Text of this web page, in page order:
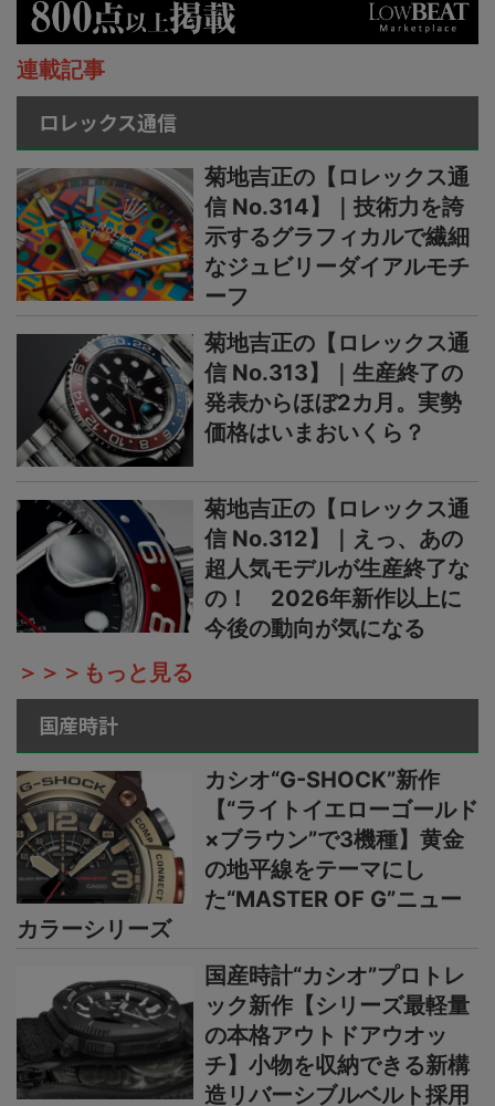
連載記事
ロレックス通信
菊地吉正の【ロレックス通
信 No.314】｜技術力を誇
示するグラフィカルで繊細
なジュビリーダイアルモチ
ーフ
菊地吉正の【ロレックス通
信 No.313】｜生産終了の
発表からほぼ2カ月。実勢
価格はいまおいくら？
菊地吉正の【ロレックス通
信 No.312】｜えっ、あの
超人気モデルが生産終了な
の！ 2026年新作以上に
今後の動向が気になる
＞＞＞もっと見る
国産時計
カシオ“G-SHOCK”新作
【“ライトイエローゴールド
×ブラウン”で3機種】黄金
の地平線をテーマにし
た“MASTER OF G”ニュー
カラーシリーズ
国産時計“カシオ”プロトレ
ック新作【シリーズ最軽量
の本格アウトドアウオッ
チ】小物を収納できる新構
造リバーシブルベルト採用